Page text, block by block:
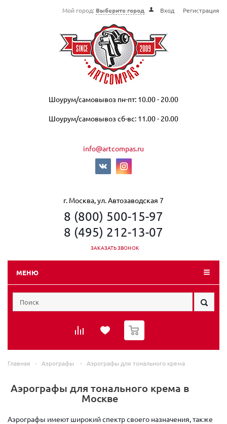
Мой город: Выберите город Вход Регистрация
Шоурум/самовывоз пн-пт: 10.00 - 20.00
Шоурум/самовывоз сб-вс: 11.00 - 20.00
info@artcompas.ru
г. Москва, ул. Автозаводская 7
8 (800) 500-15-97
8 (495) 212-13-07
ЗАКАЗАТЬ ЗВОНОК
МЕНЮ
0
Главная - Аэрографы - Аэрографы для тонального крема
Аэрографы для тонального крема в
Москве
Аэрографы имеют широкий спектр своего назначения, также